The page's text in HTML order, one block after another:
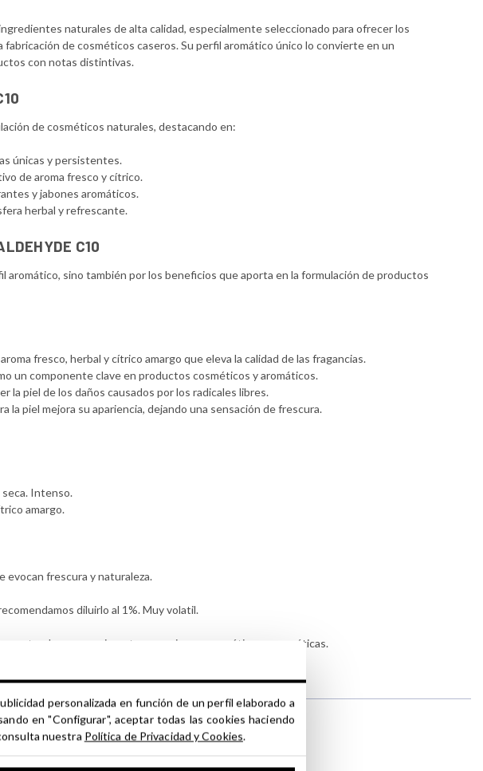
naturales de alta calidad, especialmente seleccionado para ofrecer los
fabricación de cosméticos caseros. Su perfil aromático único lo convierte en un
con notas distintivas.
de cosméticos naturales, destacando en:
únicas y persistentes.
de aroma fresco y cítrico.
y jabones aromáticos.
herbal y refrescante.
C10
aromático, sino también por los beneficios que aporta en la formulación de productos
fresco, herbal y cítrico amargo que eleva la calidad de las fragancias.
un componente clave en productos cosméticos y aromáticos.
la piel de los daños causados por los radicales libres.
la piel mejora su apariencia, dejando una sensación de frescura.
seca. Intenso.
amargo.
evocan frescura y naturaleza.
diluirlo al 1%. Muy volatil.
naturales para mejorar tus creaciones cosméticas y aromáticas.
personalizada en función de un perfil elaborado a
en "Configurar", aceptar todas las cookies haciendo
nuestra Política de Privacidad y Cookies.